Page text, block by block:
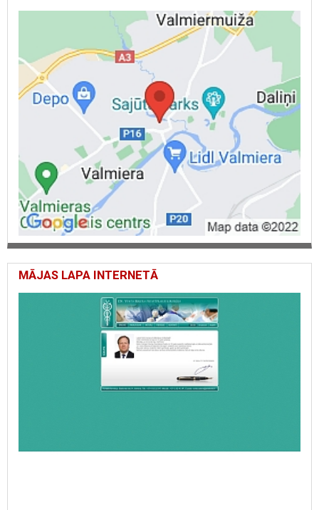
MĀJAS LAPA INTERNETĀ